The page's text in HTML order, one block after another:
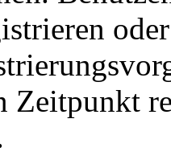
Zeitpunkt